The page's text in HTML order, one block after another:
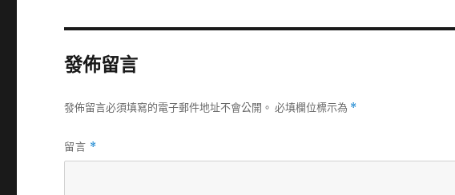
發佈留言
發佈留言必須填寫的電子郵件地址不會公開。 必填欄位標示為 *
留言 *